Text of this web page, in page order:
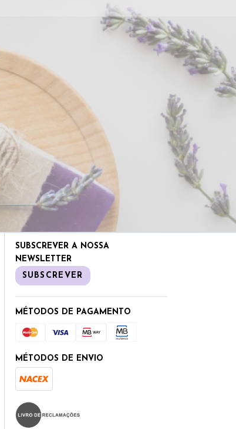
SUBSCREVER A NOSSA
NEWSLETTER
SUBSCREVER
MÉTODOS DE PAGAMENTO
MÉTODOS DE ENVIO